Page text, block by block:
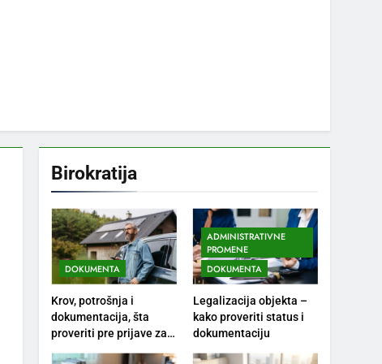
Birokratija
DOKUMENTA
Krov, potrošnja i
dokumentacija, šta
proveriti pre prijave za
ADMINISTRATIVNE
PROMENE
DOKUMENTA
Legalizacija objekta –
kako proveriti status i
dokumentaciju